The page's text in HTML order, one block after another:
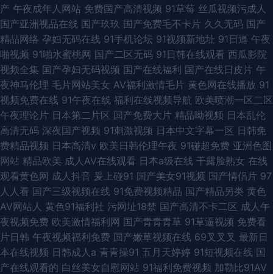
产 午夜成年人网站 免费国产高清视频 91草莓 丝瓜视频污成人
国产亚洲视品在线 国产玖玖 国产免费毛不卡片 久久无码 国产
精品网络 孕妇无码在线 91手机论坛 91视频新地址 91日逼 午夜
啪视频 91啪水蜜桃网 国产二区无码 91日韩在线观看 西瓜影院
视频全集 国产孕妇无码视频 国产在线福利 国产在线日皮片 午
夜神马伦理 毛片网站美女 AV福利激情毛片 黄色网在线播放 91
视频免费在线 91午夜在线 福利在线视频导航 欧美喷潮一区二区
午夜理论片 日本第二片区 国产免费大片 精品呦视频 日本乱伦
高清无码 深夜国产视频 91刺激视频 日本中文字幕一区 日韩免
费精品视频 日本高清v 欧美日韩伦理午夜 91碰超免费 亚洲色图
网站 精品欧美 成人AV在线观看 日本a级在线 干露脸熟女 在线
观看黄色网 成人抖音 爰上碰91 国产美女91视频 国产情侣片 97
人人看 国产三级视频在线 91免费视频精品 国产精品另类 黄色
AV网站人 黄色91福利社 污网址18禁 国产高清不卡二区 成人午
夜视频免费 欧美激情福利网 国产青青青草 91草逼视频 免费看
片日韩 午夜视频福利免费 国产嫩草视频在线 69叉叉叉 最新日
本在线视频 日韩成人a 青青操91 五月天婷婷 91短视频在线 国
产在线观看的 白丝美女自慰网站 91福利免费视频 加勒比91AV